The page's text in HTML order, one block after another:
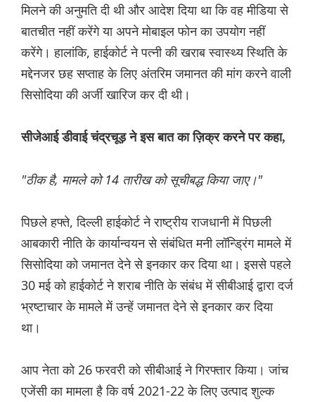
मिलने की अनुमति दी थी और आदेश दिया था कि वह मीडिया से
बातचीत नहीं करेंगे या अपने मोबाइल फोन का उपयोग नहीं
करेंगे। हालांकि, हाईकोर्ट ने पत्नी की खराब स्वास्थ्य स्थिति के
मद्देनजर छह सप्ताह के लिए अंतरिम जमानत की मांग करने वाली
सिसोदिया की अर्जी खारिज कर दी थी।
सीजेआई डीवाई चंद्रचूड़ ने इस बात का ज़िक्र करने पर कहा,
"ठीक है, मामले को 14 तारीख को सूचीबद्ध किया जाए।"
पिछले हफ्ते, दिल्ली हाईकोर्ट ने राष्ट्रीय राजधानी में पिछली
आबकारी नीति के कार्यान्वयन से संबंधित मनी लॉन्ड्रिंग मामले में
सिसोदिया को जमानत देने से इनकार कर दिया था। इससे पहले
30 मई को हाईकोर्ट ने शराब नीति के संबंध में सीबीआई द्वारा दर्ज
भ्रष्टाचार के मामले में उन्हें जमानत देने से इनकार कर दिया
था।
आप नेता को 26 फरवरी को सीबीआई ने गिरफ्तार किया। जांच
एजेंसी का मामला है कि वर्ष 2021-22 के लिए उत्पाद शुल्क